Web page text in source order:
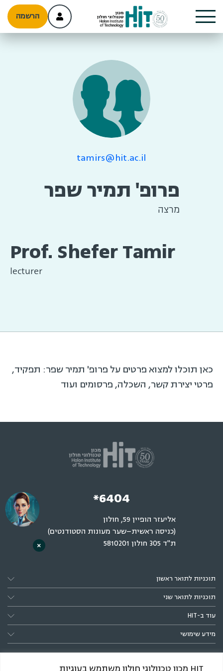
הרשמה
tamirs@hit.ac.il
פרופ' תמיר שפר
מרצה
Prof. Shefer Tamir
lecturer
כאן תוכלו למצוא פרטים על פרופ' תמיר שפר: תפקיד,
פרטי יצירת קשר, השכלה, פרסומים ועוד
*6404
אליעזר הופיין 59, חולון
(כניסה ראשית–שער מעונות הסטודנטים)
ת"ד 305 חולון 5810201
תוכניות לתואר ראשון
תוכניות לתואר שני
עוד ב-HIT
מידע שימושי
×